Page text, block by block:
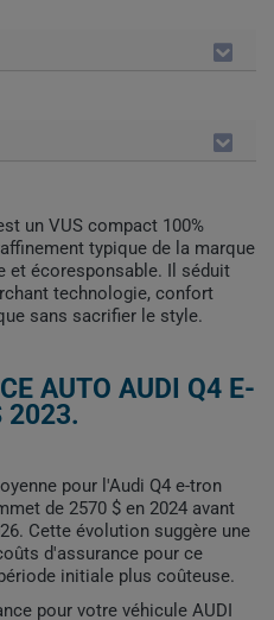
un VUS compact 100%
typique de la marque
et écoresponsable. Il séduit
technologie, confort
sans sacrifier le style.
AUTO AUDI Q4 E-
2023.
pour l'Audi Q4 e-tron
de 2570 $ en 2024 avant
Cette évolution suggère une
d'assurance pour ce
initiale plus coûteuse.
pour votre véhicule AUDI